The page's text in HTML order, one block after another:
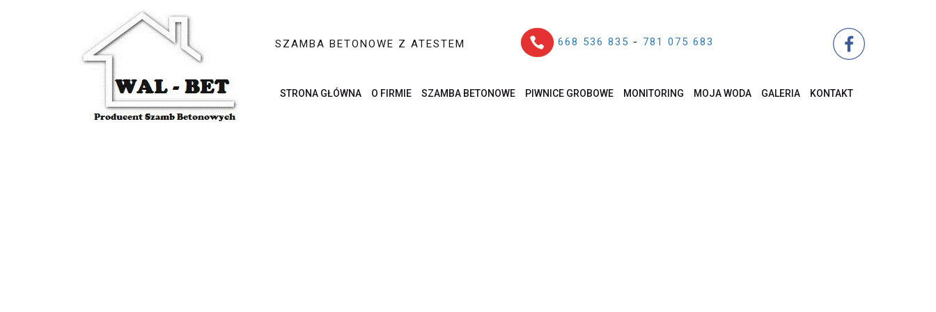
SZAMBA BETONOWE Z ATESTEM 668 536 835 - 781 075 683
STRONA GŁÓWNA O FIRMIE SZAMBA BETONOWE PIWNICE GROBOWE MONITORING MOJA WODA GALERIA KONTAKT